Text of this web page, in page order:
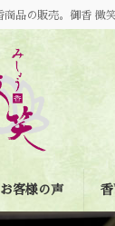
品の販売。御香 微
お客様の声